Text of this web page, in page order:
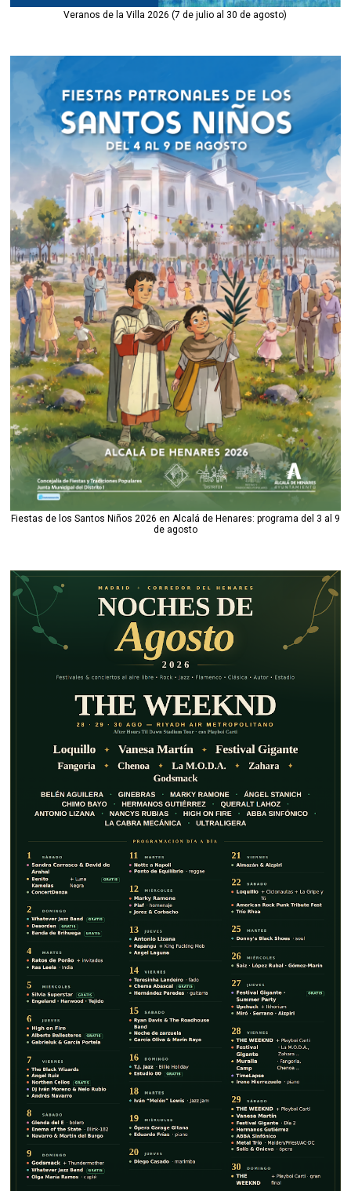
Veranos de la Villa 2026 (7 de julio al 30 de agosto)
Fiestas de los Santos Niños 2026 en Alcalá de Henares: programa del 3 al 9
de agosto